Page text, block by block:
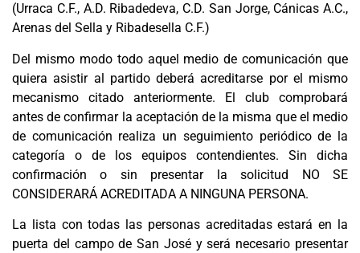
(Urraca C.F., A.D. Ribadedeva, C.D. San Jorge, Cánicas A.C.,
Arenas del Sella y Ribadesella C.F.)
Del mismo modo todo aquel medio de comunicación que
quiera asistir al partido deberá acreditarse por el mismo
mecanismo citado anteriormente. El club comprobará
antes de confirmar la aceptación de la misma que el medio
de comunicación realiza un seguimiento periódico de la
categoría o de los equipos contendientes. Sin dicha
confirmación o sin presentar la solicitud NO SE
CONSIDERARÁ ACREDITADA A NINGUNA PERSONA.
La lista con todas las personas acreditadas estará en la
puerta del campo de San José y será necesario presentar